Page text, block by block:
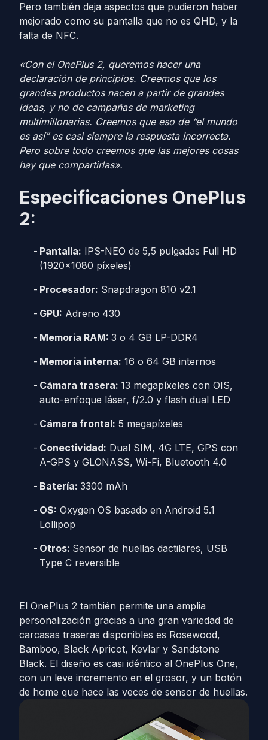
Pero también deja aspectos que pudieron haber
mejorado como su pantalla que no es QHD, y la
falta de NFC.
«Con el OnePlus 2, queremos hacer una
declaración de principios. Creemos que los
grandes productos nacen a partir de grandes
ideas, y no de campañas de marketing
multimillonarias. Creemos que eso de “el mundo
es así” es casi siempre la respuesta incorrecta.
Pero sobre todo creemos que las mejores cosas
hay que compartirlas».
Especificaciones OnePlus
2:
Pantalla: IPS-NEO de 5,5 pulgadas Full HD
(1920×1080 píxeles)
Procesador: Snapdragon 810 v2.1
GPU: Adreno 430
Memoria RAM: 3 o 4 GB LP-DDR4
Memoria interna: 16 o 64 GB internos
Cámara trasera: 13 megapíxeles con OIS,
auto-enfoque láser, f/2.0 y flash dual LED
Cámara frontal: 5 megapíxeles
Conectividad: Dual SIM, 4G LTE, GPS con
A-GPS y GLONASS, Wi-Fi, Bluetooth 4.0
Batería: 3300 mAh
OS: Oxygen OS basado en Android 5.1
Lollipop
Otros: Sensor de huellas dactilares, USB
Type C reversible
El OnePlus 2 también permite una amplia
personalización gracias a una gran variedad de
carcasas traseras disponibles es Rosewood,
Bamboo, Black Apricot, Kevlar y Sandstone
Black. El diseño es casi idéntico al OnePlus One,
con un leve incremento en el grosor, y un botón
de home que hace las veces de sensor de huellas.